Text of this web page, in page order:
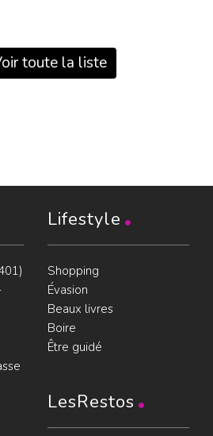
toute la liste
Lifestyle
Shopping
Évasion
Beaux livres
Boire
Être guidé
LesRestos